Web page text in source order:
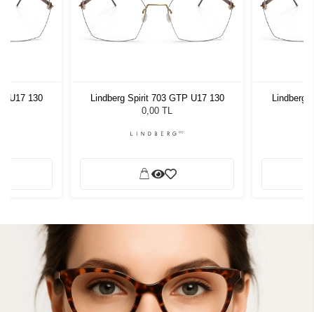
U17 130
Lindberg Spirit 703 GTP U17 130
0,00 TL
Lindberg